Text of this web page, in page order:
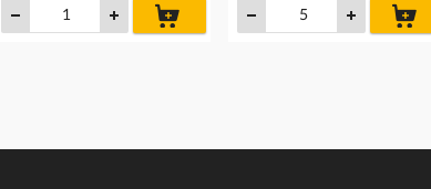
košíku